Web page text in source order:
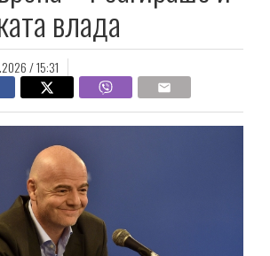
влада
/ 15:31